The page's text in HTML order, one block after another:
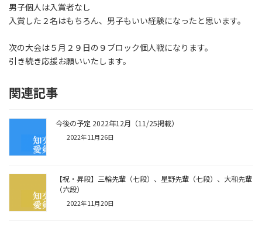
男子個人は入賞者なし
入賞した２名はもちろん、男子もいい経験になったと思います。
次の大会は５月２９日の９ブロック個人戦になります。
引き続き応援お願いいたします。
関連記事
今後の予定 2022年12月（11/25掲載）
2022年11月26日
【祝・昇段】三輪先輩（七段）、星野先輩（七段）、大和先輩
（六段）
2022年11月20日